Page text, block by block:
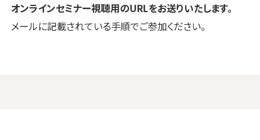
オンラインセミナー視聴用のURLをお送りいたします。
メールに記載されている手順でご参加ください。